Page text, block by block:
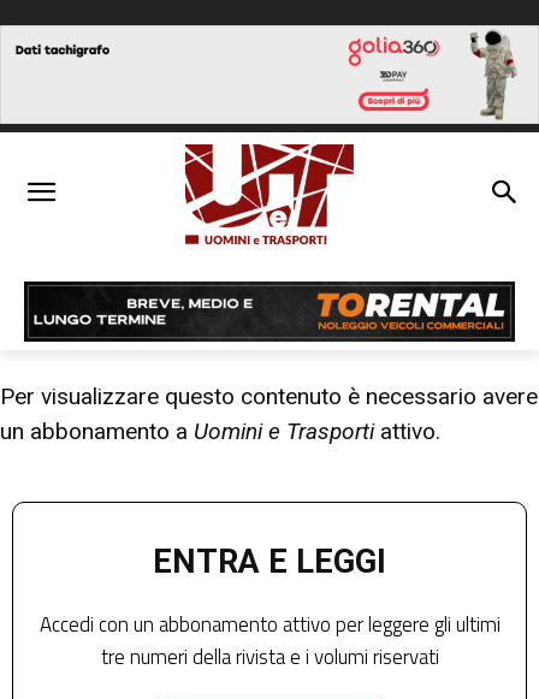
Per visualizzare questo contenuto è necessario avere
un abbonamento a Uomini e Trasportiattivo.
ENTRA E LEGGI
Accedi con un abbonamento attivo per leggere gli ultimi
tre numeri della rivista e i volumi riservati